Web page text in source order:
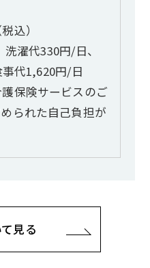
込）
濯代330円/日、
代1,620円/日
保険サービスのご
られた自己負担が
見る